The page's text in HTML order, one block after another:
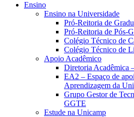
Ensino
Ensino na Universidade
Pró-Reitoria de
Pró-Reitoria de Pós-
Colégio Técnico de
Colégio Técnico de
Apoio Acadêmico
Diretoria Acadêmica
EA2 – Espaço de
Aprendizagem da
Grupo Gestor de
GGTE
Estude na Unicamp